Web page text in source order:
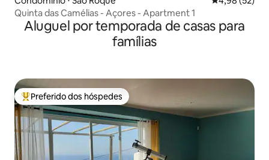
Quinta das Camélias - Açores - Apartment 1
Aluguel por temporada de casas para
famílias
Entre os melhores preferidos dos hóspedes
Preferido dos hóspedes